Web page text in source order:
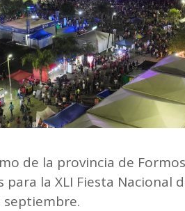
de la provincia de
la XLI Fiesta Nacional
septiembre.